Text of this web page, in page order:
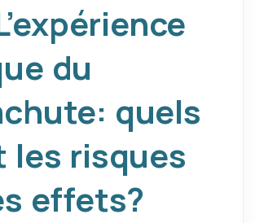
du
quels
les risques
effets?